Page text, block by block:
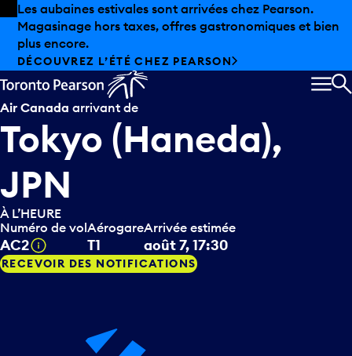
Skip to offers
Passer au contenu principal
Les aubaines estivales sont arrivées chez Pearson.
Magasinage hors taxes, offres gastronomiques et bien
plus encore.
DÉCOUVREZ L’ÉTÉ CHEZ PEARSON
Air Canada arrivant de
Tokyo (Haneda),
JPN
À L’HEURE
Numéro de vol
AC2 Infobulle
Aérogare
T1
Arrivée estimée
août 7, 17:30
RECEVOIR DES NOTIFICATIONS